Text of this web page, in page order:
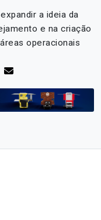
a ideia da
e na criação
operacionais